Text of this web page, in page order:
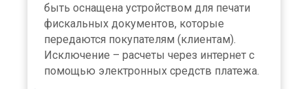
быть оснащена устройством для печати
фискальных документов, которые
передаются покупателям (клиентам).
Исключение – расчеты через интернет с
помощью электронных средств платежа.